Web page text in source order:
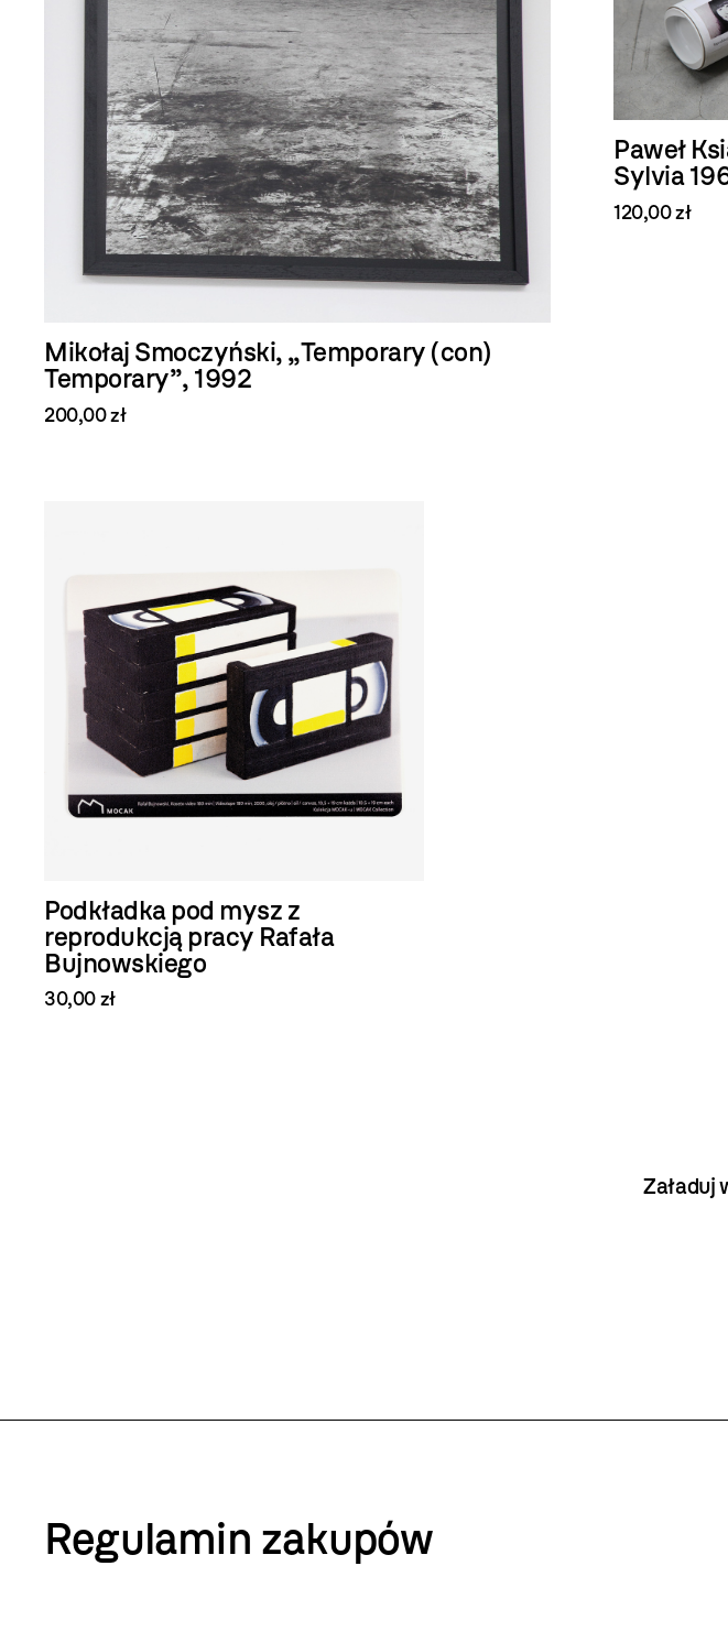
Mikołaj Smoczyński, „Temporary (con)
Temporary”, 1992
200,00 zł
Paweł
Sylvia
120,00 zł
Podkładka pod mysz z
reprodukcją pracy Rafała
Bujnowskiego
30,00 zł
Załaduj
Regulamin zakupów